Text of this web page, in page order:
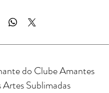
do Clube Amantes
Artes Sublimadas